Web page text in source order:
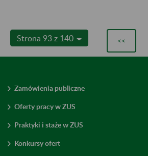
Strona 93 z 140 <<
Zamówienia publiczne
Oferty pracy w ZUS
Praktyki i staże w ZUS
Konkursy ofert